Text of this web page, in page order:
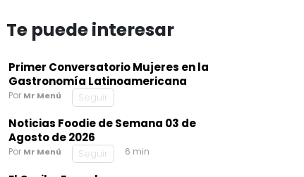
Te puede interesar
Primer Conversatorio Mujeres en la
Gastronomía Latinoamericana
Por Mr Menú Seguir
Noticias Foodie de Semana 03 de
Agosto de 2026
Por Mr Menú Seguir 6 min